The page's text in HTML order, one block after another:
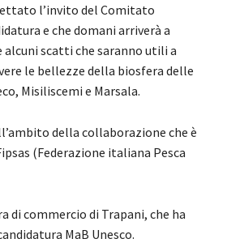
l’invito del Comitato
e che domani arriverà a
alcuni scatti che saranno utili a
le bellezze della biosfera delle
Misiliscemi e Marsala.
della collaborazione che è
(Federazione italiana Pesca
di commercio di Trapani, che ha
MaB Unesco.